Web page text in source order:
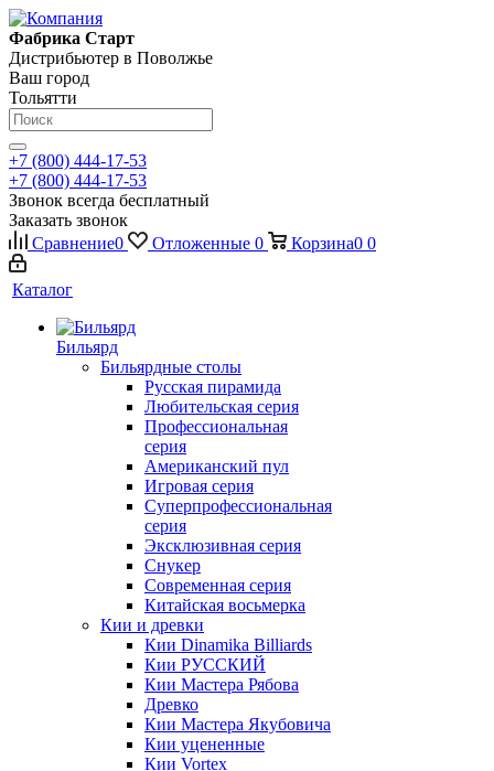
Фабрика Старт
Дистрибьютер в Поволжье
Ваш город
Тольятти
+7 (800) 444-17-53
+7 (800) 444-17-53
Звонок всегда бесплатный
Заказать звонок
Сравнение0 Отложенные 0 Корзина0 0
Каталог
Бильярд
Бильярдные столы
Русская пирамида
Любительская серия
Профессиональная
серия
Американский пул
Игровая серия
Суперпрофессиональная
серия
Эксклюзивная серия
Снукер
Современная серия
Китайская восьмерка
Кии и древки
Кии Dinamika Billiards
Кии РУССКИЙ
Кии Мастера Рябова
Древко
Кии Мастера Якубовича
Кии уцененные
Кии Vortex